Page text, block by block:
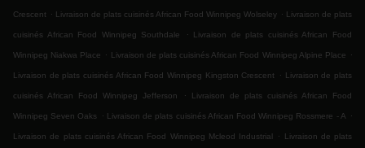
Crescent . Livraison de plats cuisinés African Food Winnipeg Wolseley . Livraison de plats
cuisinés African Food Winnipeg Southdale . Livraison de plats cuisinés African Food
Winnipeg Niakwa Place . Livraison de plats cuisinés African Food Winnipeg Alpine Place .
Livraison de plats cuisinés African Food Winnipeg Kingston Crescent . Livraison de plats
cuisinés African Food Winnipeg Jefferson . Livraison de plats cuisinés African Food
Winnipeg Seven Oaks . Livraison de plats cuisinés African Food Winnipeg Rossmere - A .
Livraison de plats cuisinés African Food Winnipeg Mcleod Industrial . Livraison de plats